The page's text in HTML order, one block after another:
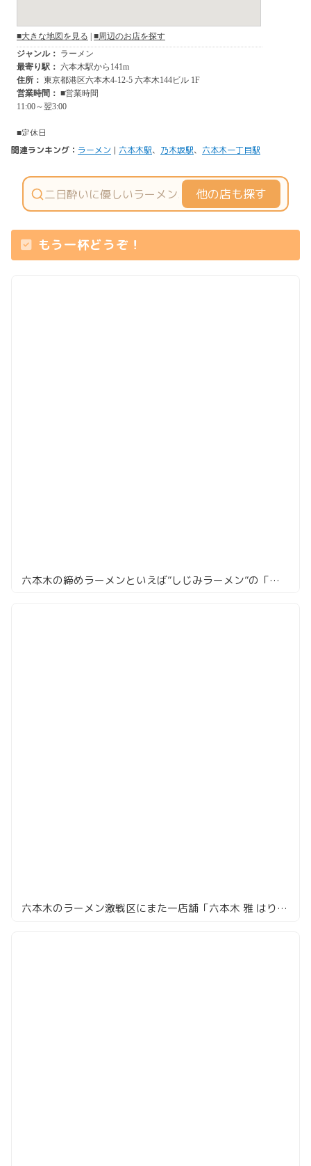
関連ランキング： ラーメン | 六本木駅、 乃木坂駅、 六本木一丁目駅
他の店も探す
もう一杯どうぞ！
六本木の締めラーメンといえば”しじみラーメン”の「串とろ」
六本木のラーメン激戦区にまた一店舗「六本木 雅 はりたや」